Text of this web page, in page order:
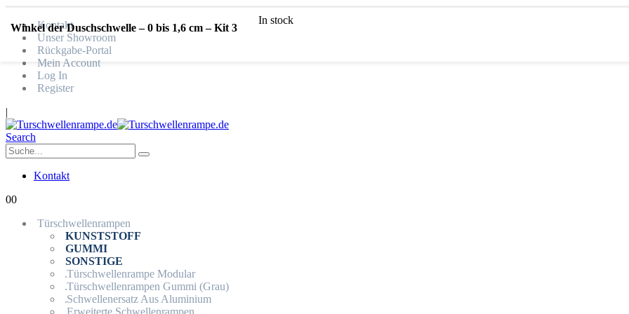
Kontakt
Unser Showroom
Rückgabe-Portal
Mein Account
Log In
Register
|
Search
Kontakt
00
Türschwellenrampen
KUNSTSTOFF
GUMMI
SONSTIGE
Türschwellenrampe Modular
Türschwellenrampen Gummi (Grau)
Schwellenersatz Aus Aluminium
Erweiterte Schwellenrampen
Winkel der Duschschwelle – 0 bis 1,6 cm – Kit 3
In stock